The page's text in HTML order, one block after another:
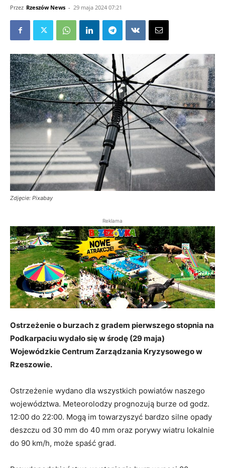
Przez Rzeszów News - 29 maja 2024 07:21
Zdjęcie: Pixabay
Reklama
Ostrzeżenie o burzach z gradem pierwszego stopnia na
Podkarpaciu wydało się w środę (29 maja)
Wojewódzkie Centrum Zarządzania Kryzysowego w
Rzeszowie.
Ostrzeżenie wydano dla wszystkich powiatów naszego
województwa. Meteorolodzy prognozują burze od godz.
12:00 do 22:00. Mogą im towarzyszyć bardzo silne opady
deszczu od 30 mm do 40 mm oraz porywy wiatru lokalnie
do 90 km/h, może spaść grad.